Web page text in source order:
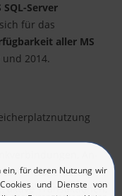
Server
für das
aller MS
und 2014.
Anfragen und
aktive Transaktionen,